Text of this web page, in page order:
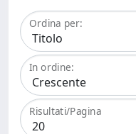
Ordina per:
In ordine:
Risultati/Pagina